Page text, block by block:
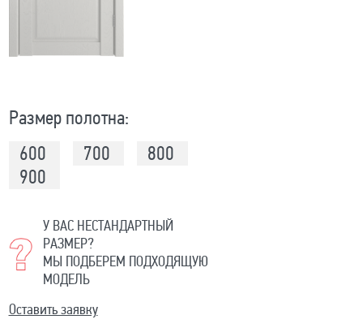
Размер полотна:
600
700
800
900
У ВАС НЕСТАНДАРТНЫЙ
РАЗМЕР?
МЫ ПОДБЕРЕМ ПОДХОДЯЩУЮ
МОДЕЛЬ
Оставить заявку